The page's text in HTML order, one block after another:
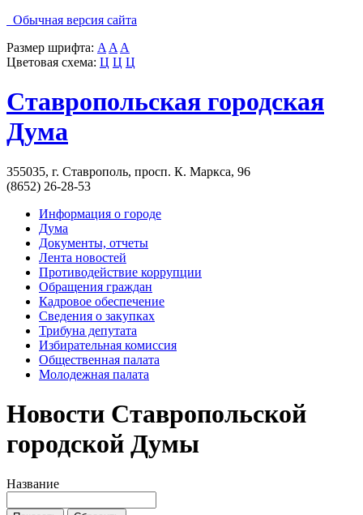
Обычная версия сайта
Размер шрифта: A A A
Цветовая схема: Ц Ц Ц
Ставропольская городская
Дума
355035, г. Ставрополь, просп. К. Маркса, 96
(8652) 26-28-53
Информация о городе
Дума
Документы, отчеты
Лента новостей
Противодействие коррупции
Обращения граждан
Кадровое обеспечение
Сведения о закупках
Трибуна депутата
Избирательная комиссия
Общественная палата
Молодежная палата
Новости Ставропольской
городской Думы
Название